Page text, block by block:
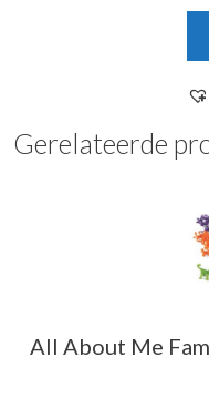
Gerelateerde
All About Me